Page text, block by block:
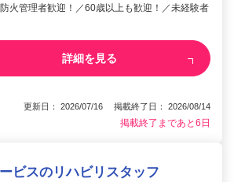
火管理者歓迎！／60歳以上も歓迎！／未経験者
詳細を見る
更新日： 2026/07/16 掲載終了日： 2026/08/14
掲載終了まであと6日
ビスのリハビリスタッフ